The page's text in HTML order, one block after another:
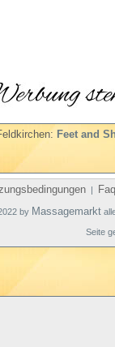
Feet and
| Faq
by Massagemarkt
Seite